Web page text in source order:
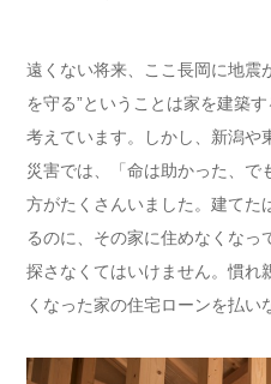
遠くない将来、ここ長岡に地震
を守る”ということは家を建築
考えています。しかし、新潟や
災害では、「命は助かった、で
方がたくさんいました。建てた
るのに、その家に住めなくなっ
探さなくてはいけません。慣れ
くなった家の住宅ローンを払い